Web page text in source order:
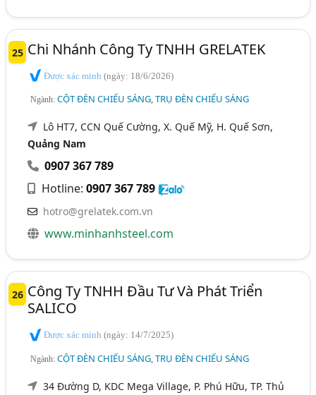
25 Chi Nhánh Công Ty TNHH GRELATEK
Được xác minh(ngày: 18/6/2026)
Ngành:CỘT ĐÈN CHIẾU SÁNG, TRỤ ĐÈN CHIẾU SÁNG
Lô HT7, CCN Quế Cường, X. Quế Mỹ, H. Quế Sơn,
Quảng Nam
0907 367 789
Hotline:0907 367 789
hotro@grelatek.com.vn
www.minhanhsteel.com
26 Công Ty TNHH Đầu Tư Và Phát Triển
SALICO
Được xác minh(ngày: 14/7/2025)
Ngành:CỘT ĐÈN CHIẾU SÁNG, TRỤ ĐÈN CHIẾU SÁNG
34 Đường D, KDC Mega Village, P. Phú Hữu, TP. Thủ